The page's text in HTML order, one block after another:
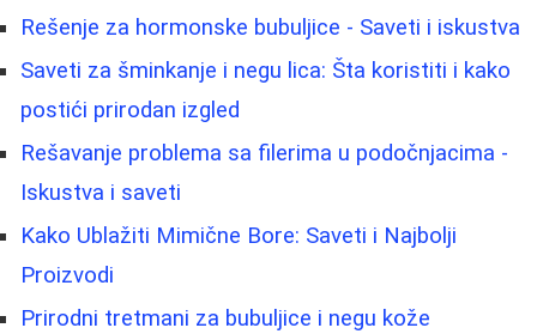
Rešenje za hormonske bubuljice - Saveti i iskustva
Saveti za šminkanje i negu lica: Šta koristiti i kako
postići prirodan izgled
Rešavanje problema sa filerima u podočnjacima -
Iskustva i saveti
Kako Ublažiti Mimične Bore: Saveti i Najbolji
Proizvodi
Prirodni tretmani za bubuljice i negu kože